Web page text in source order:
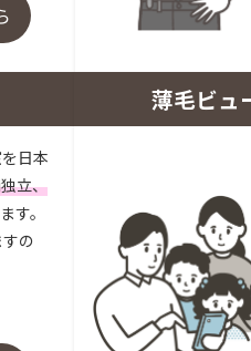
日本
立、
す。
の
薄毛ビュ